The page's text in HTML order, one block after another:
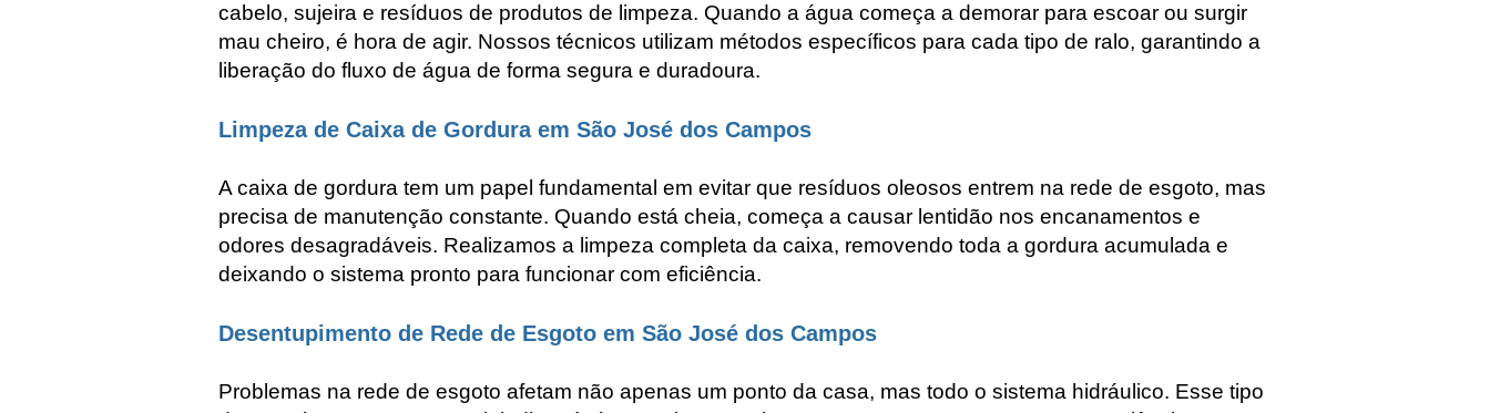
cabelo, sujeira e resíduos de produtos de limpeza. Quando a água começa a demorar para escoar ou surgir
mau cheiro, é hora de agir. Nossos técnicos utilizam métodos específicos para cada tipo de ralo, garantindo a
liberação do fluxo de água de forma segura e duradoura.
Limpeza de Caixa de Gordura em São José dos Campos
A caixa de gordura tem um papel fundamental em evitar que resíduos oleosos entrem na rede de esgoto, mas
precisa de manutenção constante. Quando está cheia, começa a causar lentidão nos encanamentos e
odores desagradáveis. Realizamos a limpeza completa da caixa, removendo toda a gordura acumulada e
deixando o sistema pronto para funcionar com eficiência.
Desentupimento de Rede de Esgoto em São José dos Campos
Problemas na rede de esgoto afetam não apenas um ponto da casa, mas todo o sistema hidráulico. Esse tipo